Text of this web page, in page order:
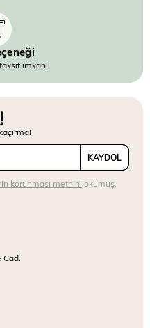
imkanı
KAYDOL
korunması metnini okumuş,